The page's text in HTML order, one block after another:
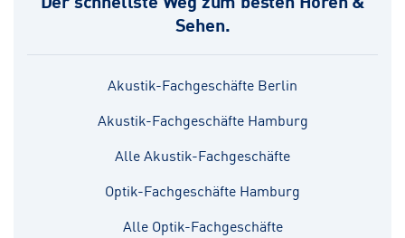
Sehen.
Akustik-Fachgeschäfte Berlin
Akustik-Fachgeschäfte Hamburg
Alle Akustik-Fachgeschäfte
Optik-Fachgeschäfte Hamburg
Alle Optik-Fachgeschäfte